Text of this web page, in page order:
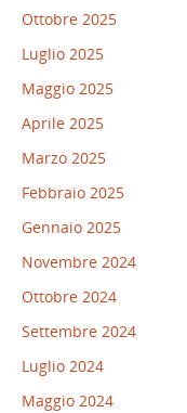
Ottobre 2025
Luglio 2025
Maggio 2025
Aprile 2025
Marzo 2025
Febbraio 2025
Gennaio 2025
Novembre 2024
Ottobre 2024
Settembre 2024
Luglio 2024
Maggio 2024